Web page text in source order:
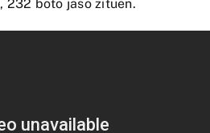
232 boto jaso zituen.